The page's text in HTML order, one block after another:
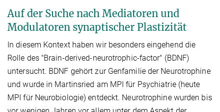
Auf der Suche nach Mediatoren und
Modulatoren synaptischer Plastizität
In diesem Kontext haben wir besonders eingehend die
Rolle des "Brain-derived-neurotrophic-factor" (BDNF)
untersucht. BDNF gehört zur Genfamilie der Neurotrophine
und wurde in Martinsried am MPI für Psychiatrie (heute
MPI für Neurobiologie) entdeckt. Neurotrophine wurden bis